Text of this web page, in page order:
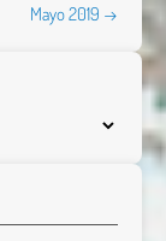
Mayo 2019 →